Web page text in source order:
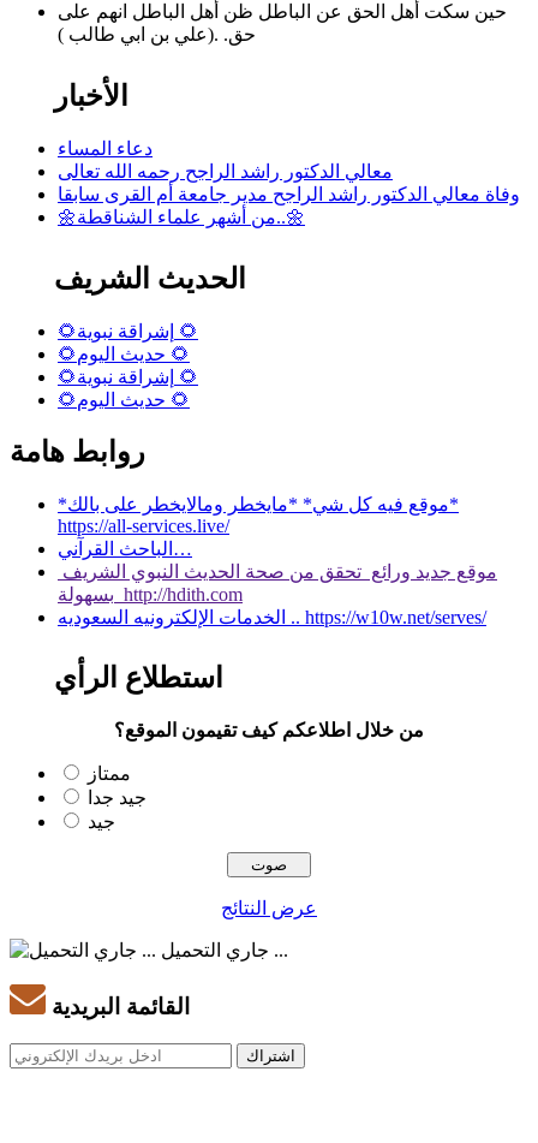
حين سكت أهل الحق عن الباطل ظن أهل الباطل انهم على
حق. .(علي بن ابي طالب )
الأخبار
دعاء المساء
معالي الدكتور راشد الراجح رحمه الله تعالى
وفاة معالي الدكتور راشد الراجح مدير جامعة أم القرى سابقا
🌼من أشهر علماء الشناقطة..🌼
الحديث الشريف
🌻إشراقة نبوية 🌻
🌻حديث اليوم 🌻
🌻إشراقة نبوية 🌻
🌻حديث اليوم 🌻
روابط هامة
*موقع فيه كل شي* *مايخطر ومالايخطر على بالك*
https://all-services.live/
الباحث القرآني…
موقع جديد ورائع تحقق من صحة الحديث النبوي الشريف
بسهولة http://hdith.com
الخدمات الإلكترونيه السعوديه .. https://w10w.net/serves/
استطلاع الرأي
من خلال اطلاعكم كيف تقيمون الموقع؟
ممتاز
جيد جدا
جيد
عرض النتائج
جاري التحميل ...
القائمة البريدية